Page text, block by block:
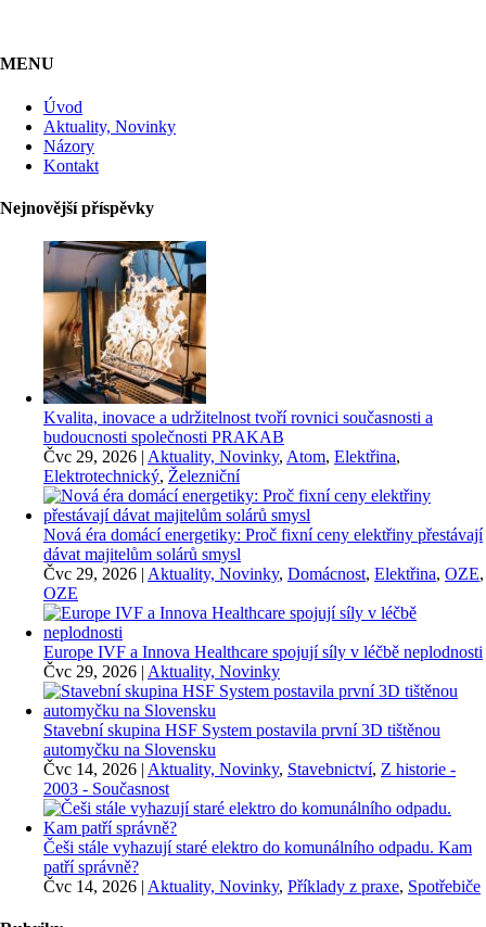
MENU
Úvod
Aktuality, Novinky
Názory
Kontakt
Nejnovější příspěvky
Kvalita, inovace a udržitelnost tvoří rovnici současnosti a
budoucnosti společnosti PRAKAB
Čvc 29, 2026 | Aktuality, Novinky, Atom, Elektřina,
Elektrotechnický, Železniční
Nová éra domácí energetiky: Proč fixní ceny elektřiny přestávají
dávat majitelům solárů smysl
Čvc 29, 2026 | Aktuality, Novinky, Domácnost, Elektřina, OZE,
OZE
Europe IVF a Innova Healthcare spojují síly v léčbě neplodnosti
Čvc 29, 2026 | Aktuality, Novinky
Stavební skupina HSF System postavila první 3D tištěnou
automyčku na Slovensku
Čvc 14, 2026 | Aktuality, Novinky, Stavebnictví, Z historie -
2003 - Současnost
Češi stále vyhazují staré elektro do komunálního odpadu. Kam
patří správně?
Čvc 14, 2026 | Aktuality, Novinky, Příklady z praxe, Spotřebiče